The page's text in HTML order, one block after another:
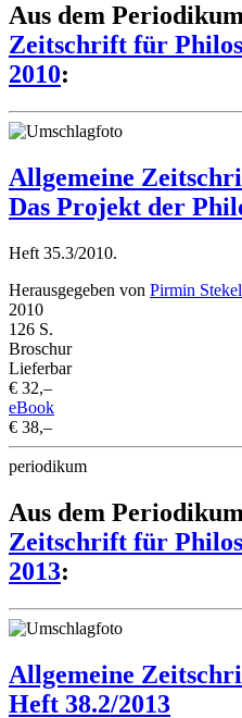
Aus dem
Zeitschrift für
2010:
Allgemeine
Das Projekt der
Heft 35.3/2010.
Herausgegeben von Pirmin
2010
126 S.
Broschur
Lieferbar
€ 32,–
eBook
€ 38,–
periodikum
Aus dem Periodikum
Zeitschrift für
2013:
Allgemeine
Heft 38.2/2013